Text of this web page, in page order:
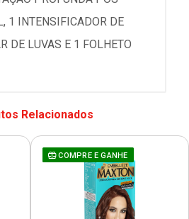
1 INTENSIFICADOR DE
DE LUVAS E 1 FOLHETO
Relacionados
COMPRE E GANHE